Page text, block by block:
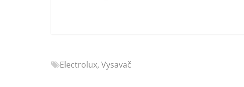
recenze,
Electrolux, Vysavač